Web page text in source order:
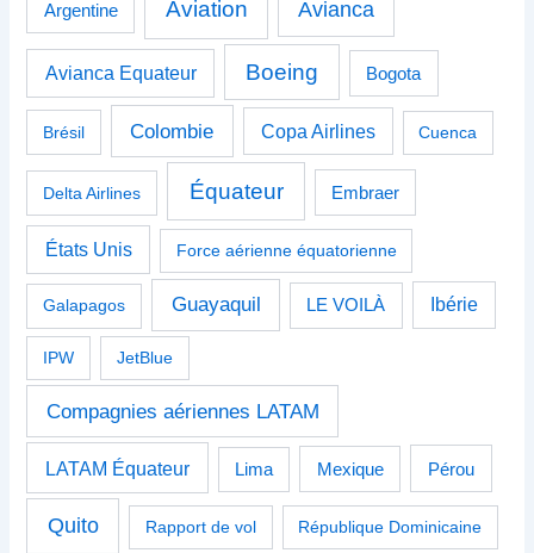
Argentine Aviation Avianca
Avianca Equateur Boeing Bogota
Brésil Colombie Copa Airlines Cuenca
Delta Airlines Équateur Embraer
États Unis Force aérienne équatorienne
Galapagos Guayaquil LE VOILÀ Ibérie
IPW JetBlue
Compagnies aériennes LATAM
LATAM Équateur Lima Mexique Pérou
Quito Rapport de vol République Dominicaine